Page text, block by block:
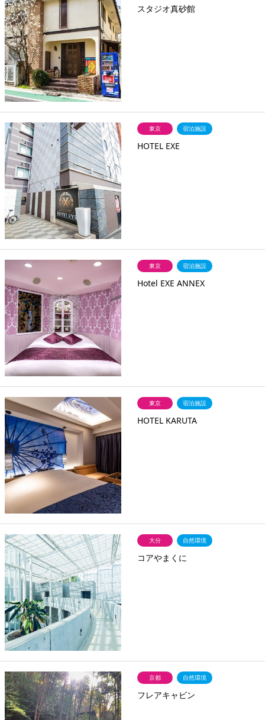
スタジオ真砂館
東京 宿泊施設
HOTEL EXE
東京 宿泊施設
Hotel EXE ANNEX
東京 宿泊施設
HOTEL KARUTA
大分 自然環境
コアやまくに
京都 自然環境
フレアキャビン